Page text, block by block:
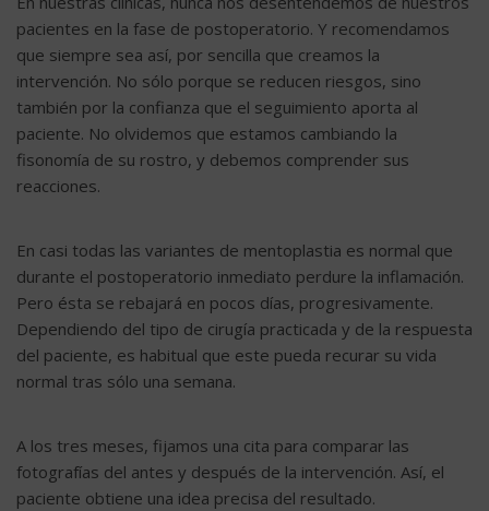
pacientes en la fase de postoperatorio. Y recomendamos
que siempre sea así, por sencilla que creamos la
intervención. No sólo porque se reducen riesgos, sino
también por la confianza que el seguimiento aporta al
paciente. No olvidemos que estamos cambiando la
fisonomía de su rostro, y debemos comprender sus
reacciones.
En casi todas las variantes de mentoplastia es normal que
durante el postoperatorio inmediato perdure la inflamación.
Pero ésta se rebajará en pocos días, progresivamente.
Dependiendo del tipo de cirugía practicada y de la respuesta
del paciente, es habitual que este pueda recurar su vida
normal tras sólo una semana.
A los tres meses, fijamos una cita para comparar las
fotografías del antes y después de la intervención. Así, el
paciente obtiene una idea precisa del resultado.